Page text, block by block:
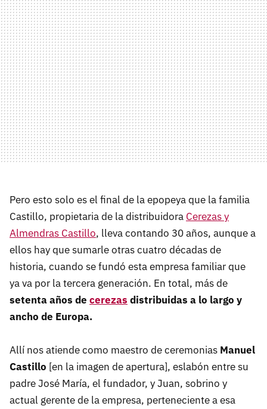
Pero esto solo es el final de la epopeya que la familia
Castillo, propietaria de la distribuidora Cerezas y
Almendras Castillo, lleva contando 30 años, aunque a
ellos hay que sumarle otras cuatro décadas de
historia, cuando se fundó esta empresa familiar que
ya va por la tercera generación. En total, más de
setenta años de cerezas distribuidas a lo largo y
ancho de Europa.
Allí nos atiende como maestro de ceremonias Manuel
Castillo [en la imagen de apertura], eslabón entre su
padre José María, el fundador, y Juan, sobrino y
actual gerente de la empresa, perteneciente a esa